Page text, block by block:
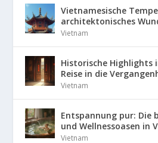
Vietnamesische
architektonisches
Vietnam
Historische Highlights
Reise in die
Vietnam
Entspannung pur: Die
und Wellnessoasen in
Vietnam